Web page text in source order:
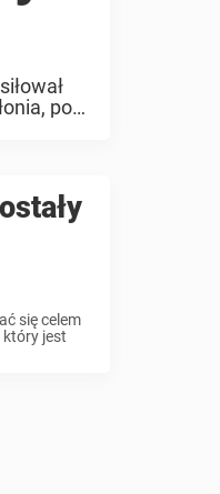
po
się celem
jest